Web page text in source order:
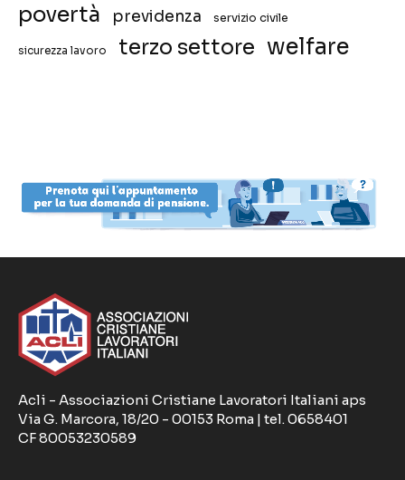
povertà previdenza servizio civile
sicurezza lavoro terzo settore welfare
Acli - Associazioni Cristiane Lavoratori Italiani aps
Via G. Marcora, 18/20 - 00153 Roma | tel. 0658401
CF 80053230589